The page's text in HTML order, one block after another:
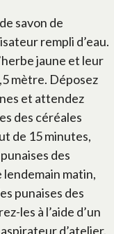
savon de
rempli d’eau.
jaune et leur
mètre. Déposez
et attendez
des céréales
de 15 minutes,
des
lendemain matin,
punaises des
les à l’aide d’un
d’atelier.